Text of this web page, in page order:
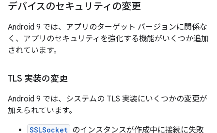
デバイスのセキュリティの変更
Android 9 では、アプリのターゲット バージョンに関係な
く、アプリのセキュリティを強化する機能がいくつか追加
されています。
TLS 実装の変更
Android 9 では、システムの TLS 実装にいくつかの変更が
加えられています。
SSLSocket のインスタンスが作成中に接続に失敗